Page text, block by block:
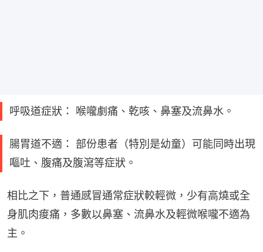
呼吸道症狀： 喉嚨劇痛、乾咳、鼻塞及流鼻水。
腸胃道不適： 部份患者（特別是幼童）可能同時出現
嘔吐、腹痛及腹瀉等症狀。
相比之下，普通感冒通常症狀較輕微，少有高燒或全
身肌肉痠痛，多數以鼻塞、流鼻水及輕微喉嚨不適為
主。